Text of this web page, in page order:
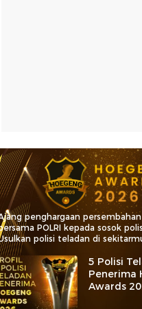
penghargaan
bersama POLRI kepada sosok
polisi teladan di
5 Polisi
Penerima
Awards
Kategori